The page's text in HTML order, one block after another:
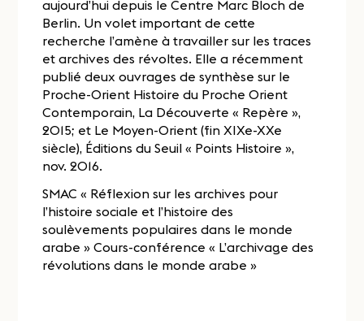
aujourd’hui depuis le Centre Marc Bloch de
Berlin. Un volet important de cette
recherche l’amène à travailler sur les traces
et archives des révoltes. Elle a récemment
publié deux ouvrages de synthèse sur le
Proche-Orient Histoire du Proche Orient
Contemporain, La Découverte « Repère »,
2015; et Le Moyen-Orient (fin XIXe-XXe
siècle), Éditions du Seuil « Points Histoire »,
nov. 2016.
SMAC « Réflexion sur les archives pour
l’histoire sociale et l’histoire des
soulèvements populaires dans le monde
arabe » Cours-conférence « L’archivage des
révolutions dans le monde arabe »